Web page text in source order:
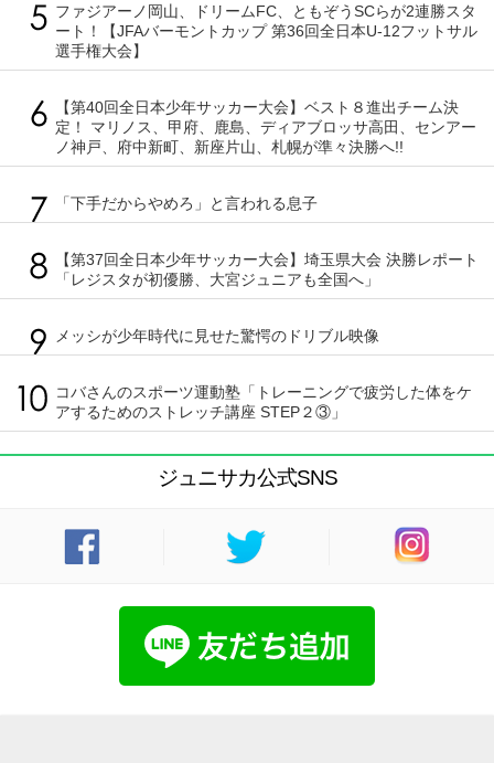
ファジアーノ岡山、ドリームFC、ともぞうSCらが2連勝スタ
ート！【JFAバーモントカップ 第36回全日本U-12フットサル
選手権大会】
【第40回全日本少年サッカー大会】ベスト８進出チーム決
定！ マリノス、甲府、鹿島、ディアブロッサ高田、センアー
ノ神戸、府中新町、新座片山、札幌が準々決勝へ!!
「下手だからやめろ」と言われる息子
【第37回全日本少年サッカー大会】埼玉県大会 決勝レポート
「レジスタが初優勝、大宮ジュニアも全国へ」
メッシが少年時代に見せた驚愕のドリブル映像
コバさんのスポーツ運動塾「トレーニングで疲労した体をケ
アするためのストレッチ講座 STEP２③」
ジュニサカ公式SNS